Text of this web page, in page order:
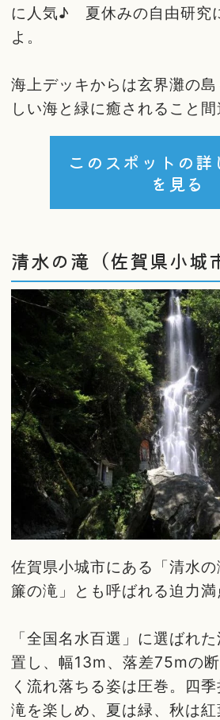
に人気♪ 夏休みの自由研究
よ。
海上デッキからは玄界灘の
しい海と緑に癒されること間
このスポットの詳
を見る
清水の滝（佐賀県小城
佐賀県小城市にある「清水
簾の滝」とも呼ばれる迫力満
「全国名水百選」に選ばれ
置し、幅13m、落差75mの
く流れ落ちる姿は圧巻。四
滝を楽しめ、夏は緑、秋は